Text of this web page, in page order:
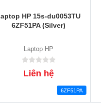
HP 15s-du0053TU
6ZF51PA (Silver)
Laptop HP
Liên hệ
6ZF51PA